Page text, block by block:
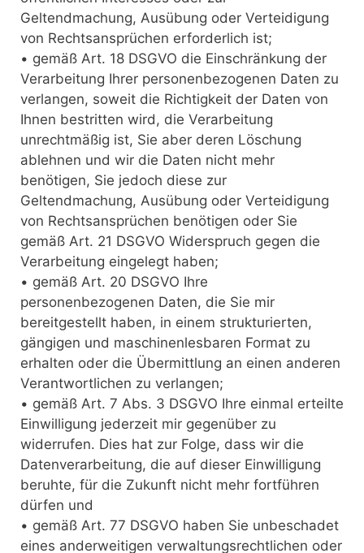
Geltendmachung, Ausübung oder Verteidigung
von Rechtsansprüchen erforderlich ist;
• gemäß Art. 18 DSGVO die Einschränkung der
Verarbeitung Ihrer personenbezogenen Daten zu
verlangen, soweit die Richtigkeit der Daten von
Ihnen bestritten wird, die Verarbeitung
unrechtmäßig ist, Sie aber deren Löschung
ablehnen und wir die Daten nicht mehr
benötigen, Sie jedoch diese zur
Geltendmachung, Ausübung oder Verteidigung
von Rechtsansprüchen benötigen oder Sie
gemäß Art. 21 DSGVO Widerspruch gegen die
Verarbeitung eingelegt haben;
• gemäß Art. 20 DSGVO Ihre
personenbezogenen Daten, die Sie mir
bereitgestellt haben, in einem strukturierten,
gängigen und maschinenlesbaren Format zu
erhalten oder die Übermittlung an einen anderen
Verantwortlichen zu verlangen;
• gemäß Art. 7 Abs. 3 DSGVO Ihre einmal erteilte
Einwilligung jederzeit mir gegenüber zu
widerrufen. Dies hat zur Folge, dass wir die
Datenverarbeitung, die auf dieser Einwilligung
beruhte, für die Zukunft nicht mehr fortführen
dürfen und
• gemäß Art. 77 DSGVO haben Sie unbeschadet
eines anderweitigen verwaltungsrechtlichen oder